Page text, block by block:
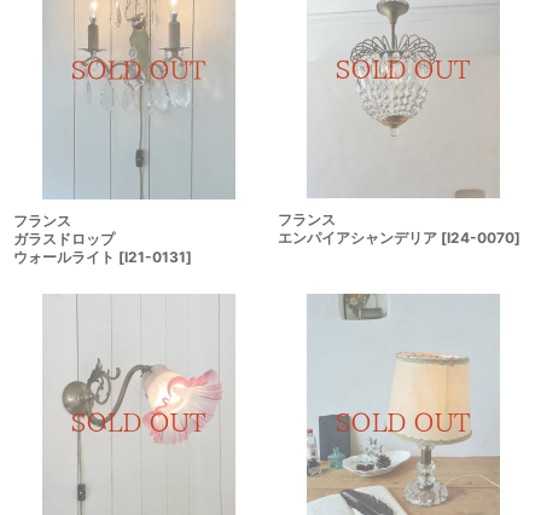
フランス
ガラスドロップ
ウォールライト [I21-0131]
フランス
エンパイアシャンデリア [I24-0070]